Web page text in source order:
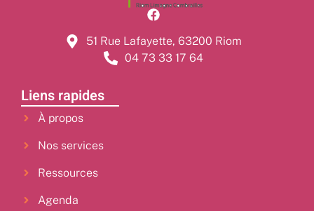
51 Rue Lafayette, 63200 Riom
04 73 33 17 64
Liens rapides
À propos
Nos services
Ressources
Agenda